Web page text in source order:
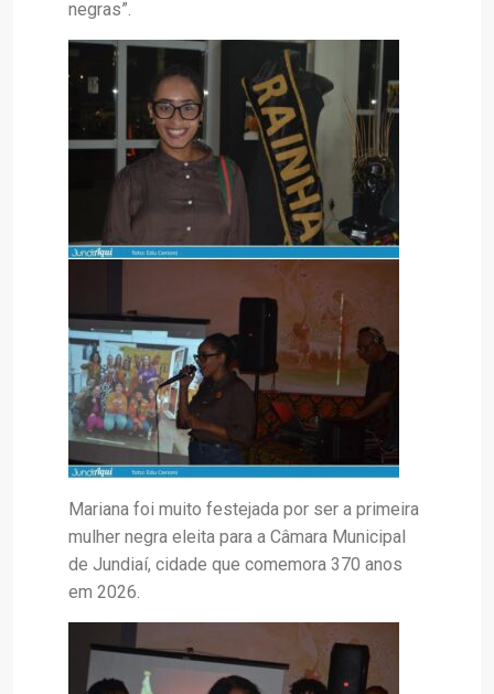
negras”.
Mariana foi muito festejada por ser a primeira
mulher negra eleita para a Câmara Municipal
de Jundiaí, cidade que comemora 370 anos
em 2026.